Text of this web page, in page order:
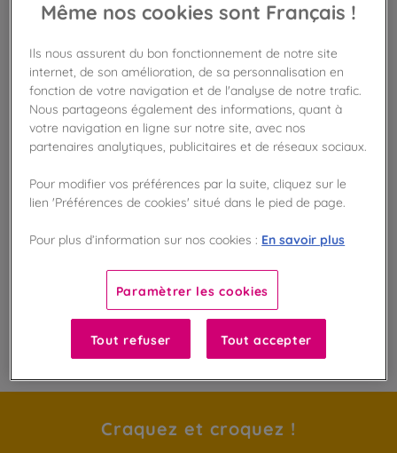
Disponible en boutique !
Vérifier la disponibilité en magasin
Frais de port offert
dès 50€ d'achat
Gagnez 12 points de fidélité !
avec notre programme Privilège
Liste des ingrédients et allergènes
Craquez et croquez !
Même nos cookies sont Français !
Ils nous assurent du bon fonctionnement de notre site
internet, de son amélioration, de sa personnalisation en
fonction de votre navigation et de l'analyse de notre trafic.
Nous partageons également des informations, quant à
votre navigation en ligne sur notre site, avec nos
partenaires analytiques, publicitaires et de réseaux sociaux.
Pour modifier vos préférences par la suite, cliquez sur le
lien 'Préférences de cookies' situé dans le pied de page.
Pour plus d’information sur nos cookies : En savoir plus
Paramètrer les cookies
Tout refuser Tout accepter